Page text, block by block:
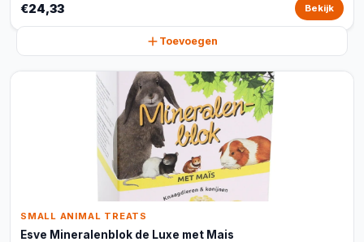
€24,33 Bekijk
Toevoegen
SMALL ANIMAL TREATS
Esve Mineralenblok de Luxe met Mais